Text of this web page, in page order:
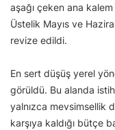
aşağı çeken ana
Üstelik Mayıs ve
revize edildi.
En sert düşüş yerel
görüldü. Bu alanda
yalnızca mevsimsellik
karşıya kaldığı bütçe